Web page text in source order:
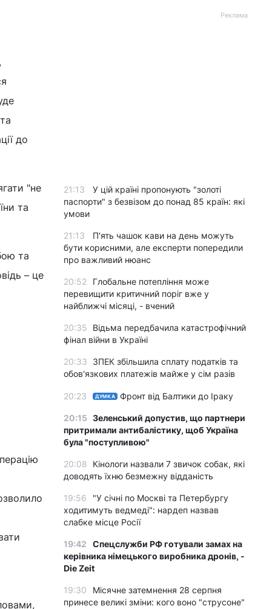
до
"не
та
та
– це
Реклама
21:13
У цій країні пропонують "золоті
паспорти" з безвізом до понад 85 країн: які
умови
21:13
П'ять чашок кави на день можуть
бути корисними, але експерти попередили
про важливий нюанс
20:52
Глобальне потепління може
перевищити критичний поріг вже у
найближчі місяці, - вчений
20:35
Відьма передбачила катастрофічний
фінал війни в Україні
20:33
ЗПЕК збільшила сплату податків та
обов'язкових платежів майже у сім разів
20:23 ДУМКА Фронт від Балтики до Іраку
20:15 Зеленський допустив, що партнери
притримали антибалістику, щоб Україна
була "поступливою"
20:08
Кінологи назвали 7 звичок собак, які
доводять їхню безмежну відданість
19:56
"У січні по Москві та Петербургу
ходитимуть ведмеді": нардеп назвав
слабке місце Росії
19:42
Спецслужби РФ готували замах на
керівника німецького виробника дронів, -
Die Zeit
19:30
Місячне затемнення 28 серпня
принесе великі зміни: кого воно "струсоне"